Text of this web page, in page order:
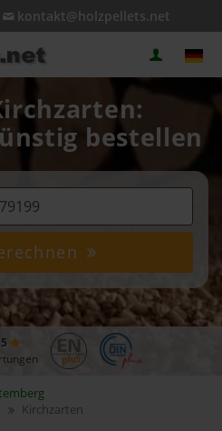
kontakt@holzpellets.net
bestellen
Kirchzarten